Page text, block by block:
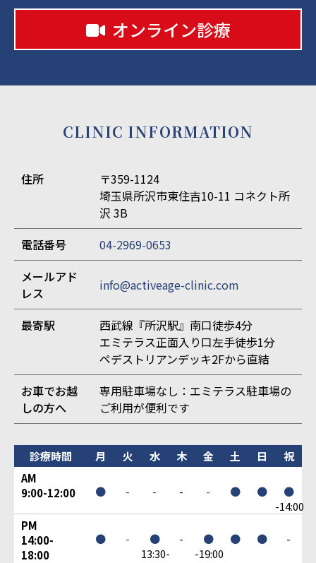
オンライン診療
CLINIC INFORMATION
住所
〒359-1124
埼玉県所沢市東住吉10-11 コネクト所
沢 3B
電話番号
04-2969-0653
メールアド
レス
info@activeage-clinic.com
最寄駅
西武線『所沢駅』南口徒歩4分
エミテラス正面入り口左手徒歩1分
ペデストリアンデッキ2Fから直結
お車でお越
しの方へ
専用駐車場なし：エミテラス駐車場の
ご利用が便利です
診療時間 月 火 水 木 金 土 日
祝
AM
9:00-12:00
● - - - - ● ●
●
-14:00
PM
14:00-
18:00
● -
●
13:30-
-
●
-19:00
● ● -